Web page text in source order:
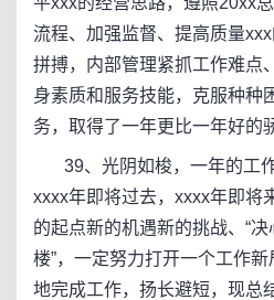
流程、加强监督、提高质量
拼搏，内部管理紧抓工作难点
身素质和服务技能，克服种种
务，取得了一年更比一年好的
39、光阴如梭，一年的工作
xxxx年即将过去，xxxx年即将
的起点新的机遇新的挑战、“
楼”，一定努力打开一个工作
地完成工作，扬长避短，现总